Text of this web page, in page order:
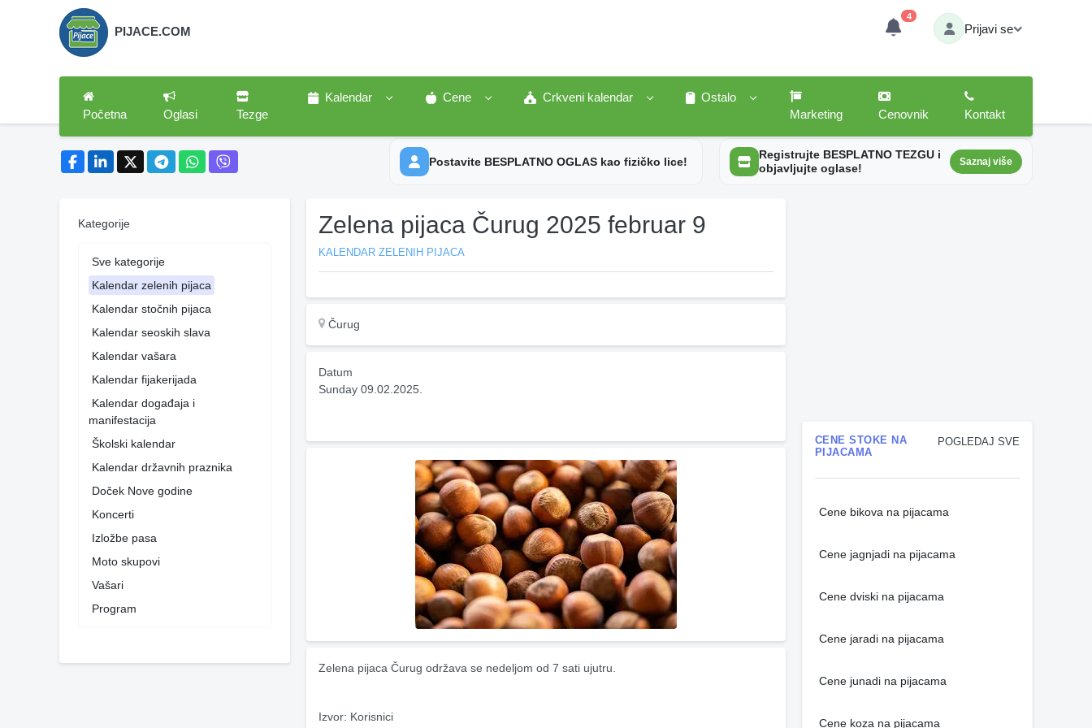
PIJACE.COM
4
Prijavi se
Početna Oglasi Tezge
Kalendar Cene Crkveni kalendar
Ostalo
Marketing
Cenovnik Kontakt
Postavite BESPLATNO OGLAS kao fizičko lice!
Registrujte BESPLATNO TEZGU i
objavljujte oglase!
Saznaj više
Kategorije
Sve kategorije
Kalendar zelenih pijaca
Kalendar stočnih pijaca
Kalendar seoskih slava
Kalendar vašara
Kalendar fijakerijada
Kalendar događaja i
manifestacija
Školski kalendar
Kalendar državnih praznika
Doček Nove godine
Koncerti
Izložbe pasa
Moto skupovi
Vašari
Program
Zelena pijaca Čurug 2025 februar 9
KALENDAR ZELENIH PIJACA
Čurug
Datum
Sunday 09.02.2025.
Zelena pijaca Čurug održava se nedeljom od 7 sati ujutru.
Izvor: Korisnici
POGLEDAJ SVE
CENE STOKE NA
PIJACAMA
Cene bikova na pijacama
Cene jagnjadi na pijacama
Cene dviski na pijacama
Cene jaradi na pijacama
Cene junadi na pijacama
Cene koza na pijacama